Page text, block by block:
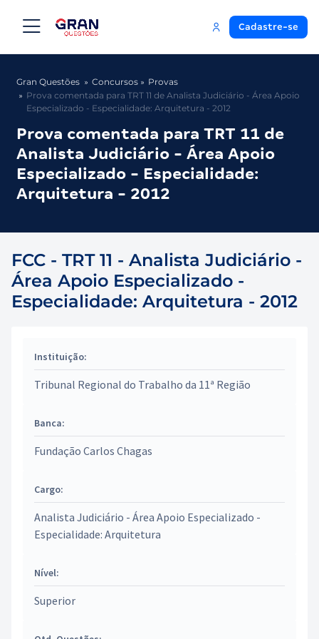
Cadastre-se
Gran Questões Concursos
Provas
Prova comentada para TRT 11 de Analista Judiciário - Área Apoio
Especializado - Especialidade: Arquitetura - 2012
Prova comentada para TRT 11 de
Analista Judiciário - Área Apoio
Especializado - Especialidade:
Arquitetura - 2012
FCC - TRT 11 - Analista Judiciário -
Área Apoio Especializado -
Especialidade: Arquitetura - 2012
Instituição:
Tribunal Regional do Trabalho da 11ª Região
Banca:
Fundação Carlos Chagas
Cargo:
Analista Judiciário - Área Apoio Especializado -
Especialidade: Arquitetura
Nível:
Superior